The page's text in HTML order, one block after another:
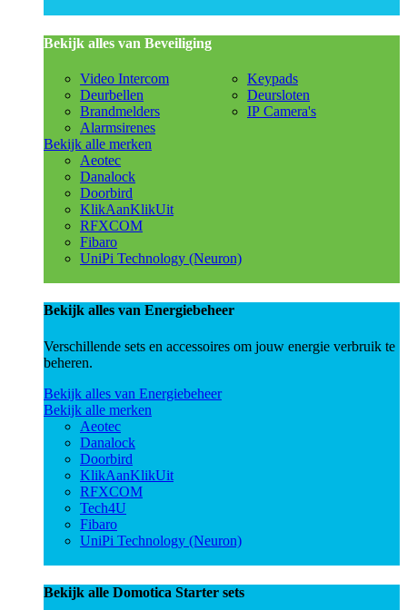
Bekijk alles van Beveiliging
Video Intercom
Deurbellen
Brandmelders
Alarmsirenes
Keypads
Deursloten
IP Camera's
Bekijk alle merken
Aeotec
Danalock
Doorbird
KlikAanKlikUit
RFXCOM
Fibaro
UniPi Technology (Neuron)
Bekijk alles van Energiebeheer
Verschillende sets en accessoires om jouw energie verbruik te
beheren.
Bekijk alles van Energiebeheer
Bekijk alle merken
Aeotec
Danalock
Doorbird
KlikAanKlikUit
RFXCOM
Tech4U
Fibaro
UniPi Technology (Neuron)
Bekijk alle Domotica Starter sets